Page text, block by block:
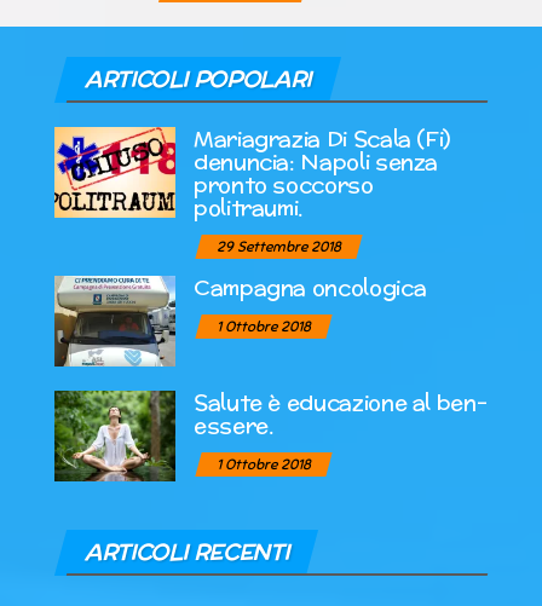
ARTICOLI POPOLARI
Mariagrazia Di Scala (Fi)
denuncia: Napoli senza
pronto soccorso
politraumi.
29 Settembre 2018
Campagna oncologica
1 Ottobre 2018
Salute è educazione al ben-
essere.
1 Ottobre 2018
ARTICOLI RECENTI